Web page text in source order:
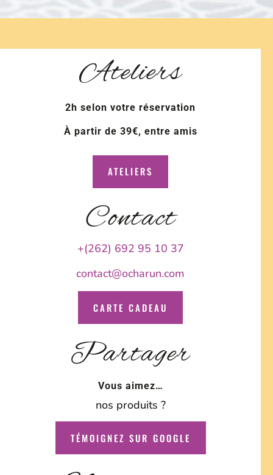
Ateliers
2h selon votre réservation
À partir de 39€, entre amis
ATELIERS
Contact
+(262) 692 95 10 37
contact@ocharun.com
CARTE CADEAU
Partager
Vous aimez…
nos produits ?
TÉMOIGNEZ SUR GOOGLE